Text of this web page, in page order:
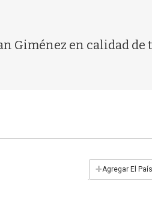
Giménez en calidad
+Agregar El